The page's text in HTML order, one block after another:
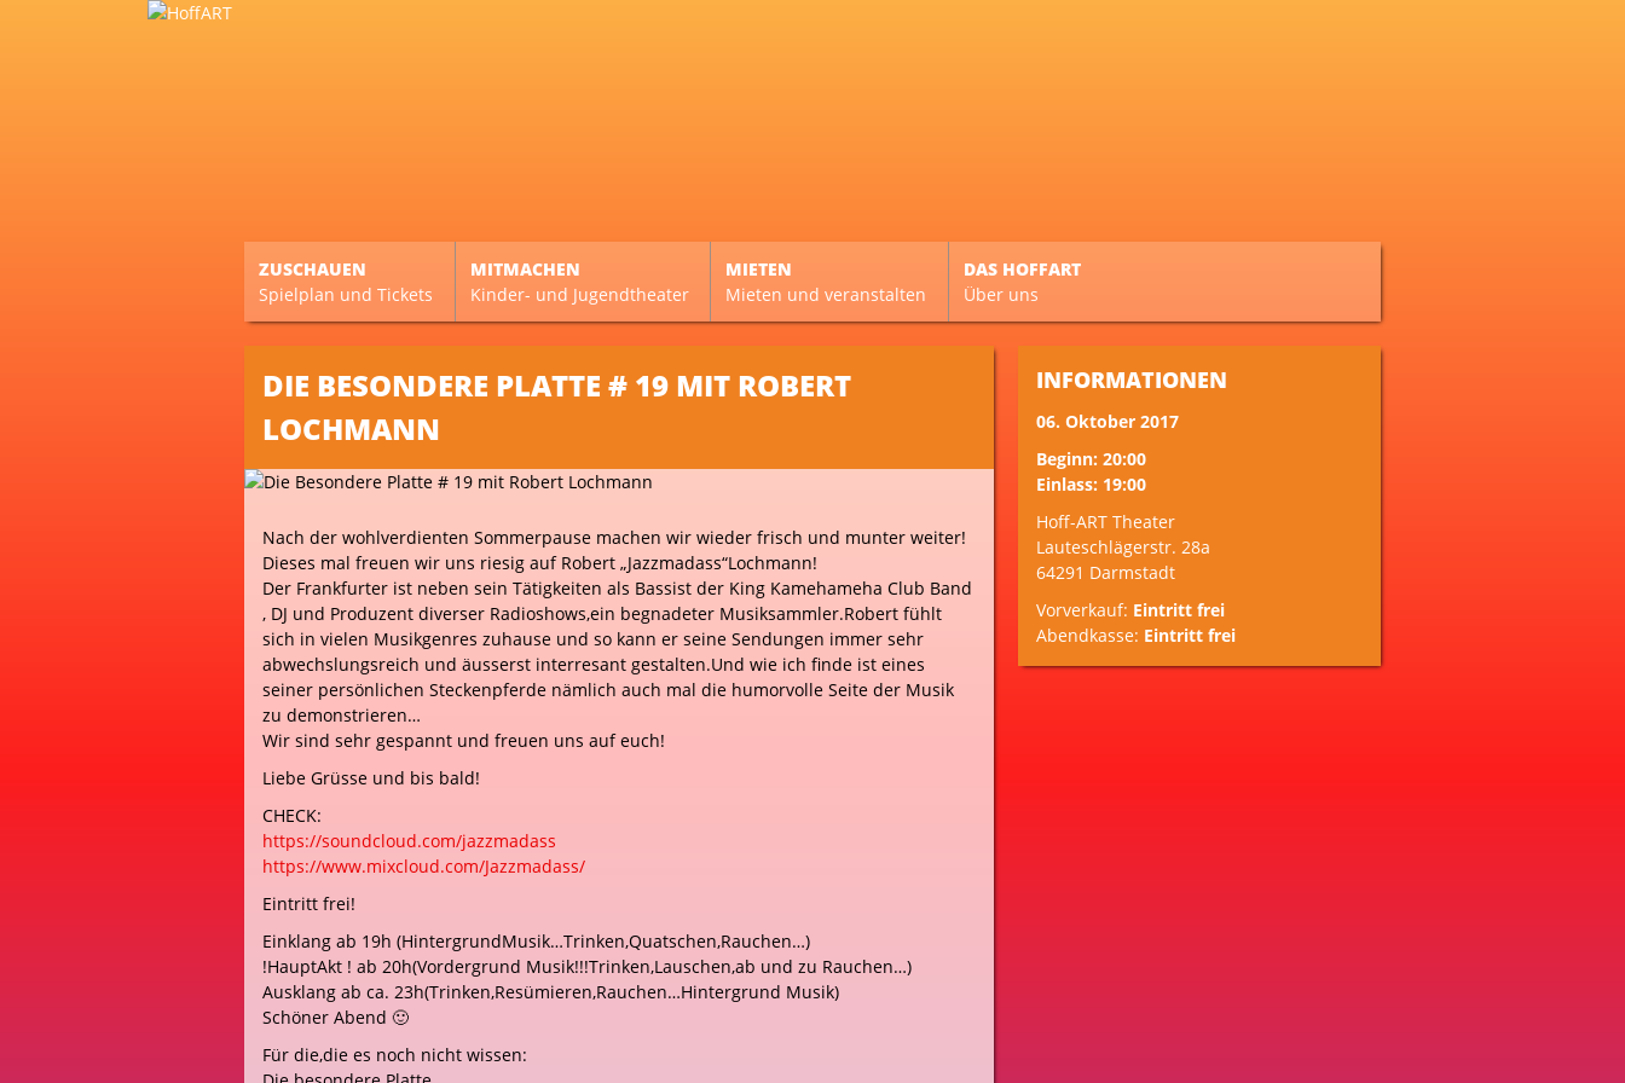
ZUSCHAUEN
Spielplan und Tickets
MITMACHEN
Kinder- und Jugendtheater
MIETEN
Mieten und veranstalten
DAS HOFFART
Über uns
DIE BESONDERE PLATTE # 19 MIT ROBERT
LOCHMANN
Nach der wohlverdienten Sommerpause machen wir wieder frisch und munter weiter!
Dieses mal freuen wir uns riesig auf Robert „Jazzmadass“Lochmann!
Der Frankfurter ist neben sein Tätigkeiten als Bassist der King Kamehameha Club Band
, DJ und Produzent diverser Radioshows,ein begnadeter Musiksammler.Robert fühlt
sich in vielen Musikgenres zuhause und so kann er seine Sendungen immer sehr
abwechslungsreich und äusserst interresant gestalten.Und wie ich finde ist eines
seiner persönlichen Steckenpferde nämlich auch mal die humorvolle Seite der Musik
zu demonstrieren…
Wir sind sehr gespannt und freuen uns auf euch!
Liebe Grüsse und bis bald!
CHECK:
https://soundcloud.com/jazzmadass
https://www.mixcloud.com/Jazzmadass/
Eintritt frei!
Einklang ab 19h (HintergrundMusik…Trinken,Quatschen,Rauchen…)
!HauptAkt ! ab 20h(Vordergrund Musik!!!Trinken,Lauschen,ab und zu Rauchen…)
Ausklang ab ca. 23h(Trinken,Resümieren,Rauchen…Hintergrund Musik)
Schöner Abend 🙂
Für die,die es noch nicht wissen:
INFORMATIONEN
06. Oktober 2017
Beginn: 20:00
Einlass: 19:00
Hoff-ART Theater
Lauteschlägerstr. 28a
64291 Darmstadt
Vorverkauf: Eintritt frei
Abendkasse: Eintritt frei